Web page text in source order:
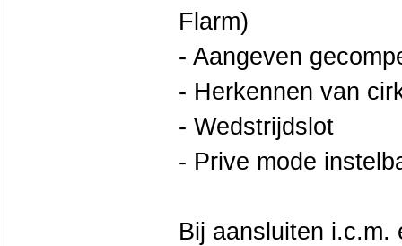
Flarm)
- Aangeven
- Herkennen van
- Wedstrijdslot
- Prive mode
Bij aansluiten i.c.m.